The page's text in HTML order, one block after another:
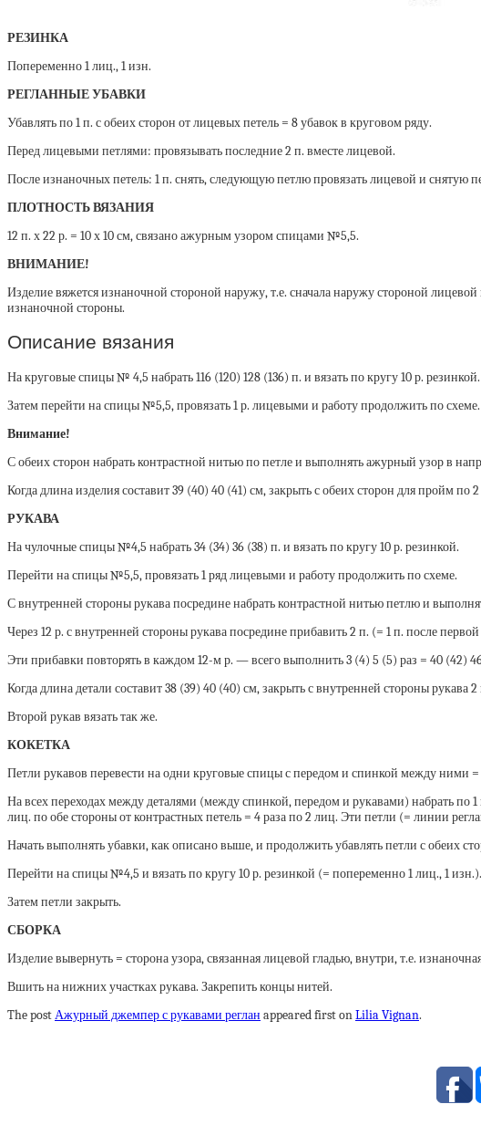
РЕЗИНКА
Попеременно 1 лиц., 1 изн.
РЕГЛАННЫЕ УБАВКИ
Убавлять по 1 п. с обеих сторон от лицевых петель = 8 убавок в круговом ряду.
Перед лицевыми петлями: провязывать последние 2 п. вместе лицевой.
После изнаночных петель: 1 п. снять, следующую петлю провязать лицевой и снятую
ПЛОТНОСТЬ ВЯЗАНИЯ
12 п. х 22 р. = 10 х 10 см, связано ажурным узором спицами №5,5.
ВНИМАНИЕ!
Изделие вяжется изнаночной стороной наружу, т.е. сначала наружу стороной лицевой
изнаночной стороны.
Описание вязания
На круговые спицы № 4,5 набрать 116 (120) 128 (136) п. и вязать по кругу 10 р. резинкой.
Затем перейти на спицы №5,5, провязать 1 р. лицевыми и работу продолжить по схеме.
Внимание!
С обеих сторон набрать контрастной нитью по петле и выполнять ажурный узор в
Когда длина изделия составит 39 (40) 40 (41) см, закрыть с обеих сторон для пройм
РУКАВА
На чулочные спицы №4,5 набрать 34 (34) 36 (38) п. и вязать по кругу 10 р. резинкой.
Перейти на спицы №5,5, провязать 1 ряд лицевыми и работу продолжить по схеме.
С внутренней стороны рукава посредине набрать контрастной нитью петлю и
Через 12 р. с внутренней стороны рукава посредине прибавить 2 п. (= 1 п. после
Эти прибавки повторять в каждом 12-м р. — всего выполнить 3 (4) 5 (5) раз = 40 (42)
Когда длина детали составит 38 (39) 40 (40) см, закрыть с внутренней стороны рукава
Второй рукав вязать так же.
КОКЕТКА
Петли рукавов перевести на одни круговые спицы с передом и спинкой между ними =
На всех переходах между деталями (между спинкой, передом и рукавами) набрать по
лиц. по обе стороны от контрастных петель = 4 раза по 2 лиц. Эти петли (= линии
Начать выполнять убавки, как описано выше, и продолжить убавлять петли с обеих
Перейти на спицы №4,5 и вязать по кругу 10 р. резинкой (= попеременно 1 лиц., 1 изн.).
Затем петли закрыть.
СБОРКА
Изделие вывернуть = сторона узора, связанная лицевой гладью, внутри, т.е.
Вшить на нижних участках рукава. Закрепить концы нитей.
The postАжурный джемпер с рукавами реглан appeared first onLilia Vignan.